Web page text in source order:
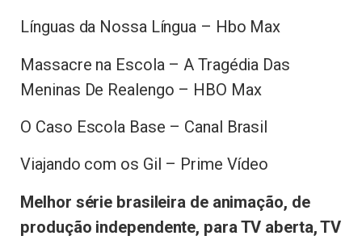
Línguas da Nossa Língua – Hbo Max
Massacre na Escola – A Tragédia Das
Meninas De Realengo – HBO Max
O Caso Escola Base – Canal Brasil
Viajando com os Gil – Prime Vídeo
Melhor série brasileira de animação, de
produção independente, para TV aberta, TV